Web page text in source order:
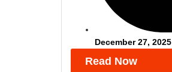
December 27, 2025
Read Now